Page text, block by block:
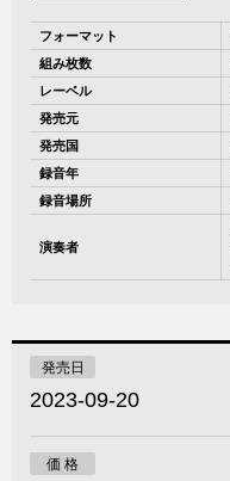
フォーマット
組み枚数
レーベル
発売元
発売国
録音年
録音場所
演奏者
発売日
2023-09-20
価 格